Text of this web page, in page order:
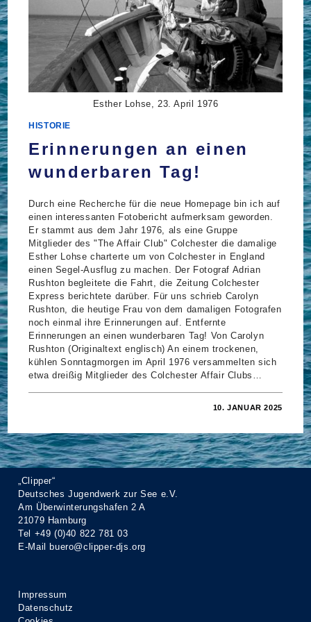
Esther Lohse, 23. April 1976
HISTORIE
Erinnerungen an einen
wunderbaren Tag!
Durch eine Recherche für die neue Homepage bin ich auf
einen interessanten Fotobericht aufmerksam geworden.
Er stammt aus dem Jahr 1976, als eine Gruppe
Mitglieder des "The Affair Club" Colchester die damalige
Esther Lohse charterte um von Colchester in England
einen Segel-Ausflug zu machen. Der Fotograf Adrian
Rushton begleitete die Fahrt, die Zeitung Colchester
Express berichtete darüber. Für uns schrieb Carolyn
Rushton, die heutige Frau von dem damaligen Fotografen
noch einmal ihre Erinnerungen auf. Entfernte
Erinnerungen an einen wunderbaren Tag! Von Carolyn
Rushton (Originaltext englisch) An einem trockenen,
kühlen Sonntagmorgen im April 1976 versammelten sich
etwa dreißig Mitglieder des Colchester Affair Clubs…
EINEN
WUNDERBAREN
TAG!
10. JANUAR 2025
„Clipper“
Deutsches Jugendwerk zur See e.V.
Am Überwinterungshafen 2 A
21079 Hamburg
Tel +49 (0)40 822 781 03
E-Mail
buero@clipper-djs.org
Impressum
Datenschutz